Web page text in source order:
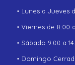
• Lunes a Jueves
• Viernes de 8:00
• Sábado 9.00 a
• Domingo